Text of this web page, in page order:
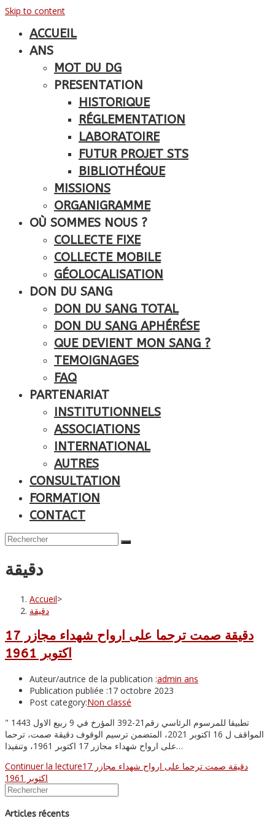
Skip to content
ACCUEIL
ANS
MOT DU DG
PRESENTATION
HISTORIQUE
RÉGLEMENTATION
LABORATOIRE
FUTUR PROJET STS
BIBLIOTHÉQUE
MISSIONS
ORGANIGRAMME
OÙ SOMMES NOUS ?
COLLECTE FIXE
COLLECTE MOBILE
GÉOLOCALISATION
DON DU SANG
DON DU SANG TOTAL
DON DU SANG APHÉRÉSE
QUE DEVIENT MON SANG ?
TEMOIGNAGES
FAQ
PARTENARIAT
INSTITUTIONNELS
ASSOCIATIONS
INTERNATIONAL
AUTRES
CONSULTATION
FORMATION
CONTACT
دقيقة
Accueil>
دقيقة
دقيقة صمت ترحما على ارواح شهداء مجازر 17
اكتوبر 1961
Auteur/autrice de la publication :admin ans
Publication publiée :17 octobre 2023
Post category:Non classé
" تطبيقا للمرسوم الرئاسي رقم21-392 المؤرخ في 9 ربيع الاول 1443
المواقف ل 16 اكتوبر 2021، المتضمن ترسيم الوقوف دقيقة صمت، ترحما
على ارواح شهداء مجازر 17 اكتوبر 1961، وتنفيذا…
Continuer la lectureدقيقة صمت ترحما على ارواح شهداء مجازر 17
اكتوبر 1961
Articles récents